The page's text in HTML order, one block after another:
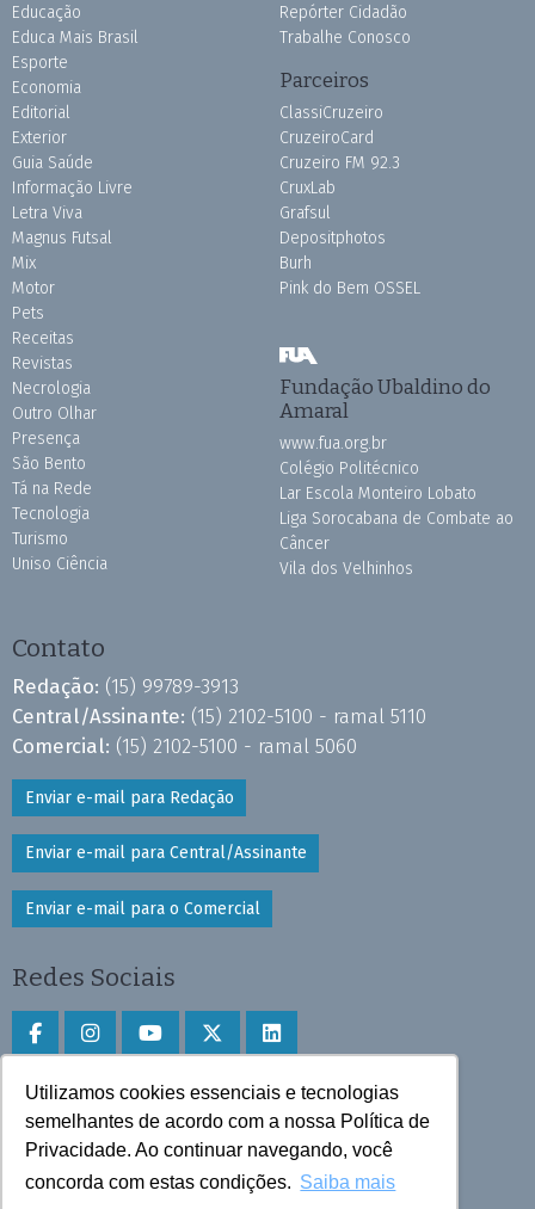
Utilizamos cookies essenciais e tecnologias
semelhantes de acordo com a nossa Política de
Privacidade. Ao continuar navegando, você
concorda com estas condições. Saiba mais
Educação
Educa Mais Brasil
Esporte
Economia
Editorial
Exterior
Guia Saúde
Informação Livre
Letra Viva
Magnus Futsal
Mix
Motor
Pets
Receitas
Revistas
Necrologia
Outro Olhar
Presença
São Bento
Tá na Rede
Tecnologia
Turismo
Uniso Ciência
Repórter Cidadão
Trabalhe Conosco
Parceiros
ClassiCruzeiro
CruzeiroCard
Cruzeiro FM 92.3
CruxLab
Grafsul
Depositphotos
Burh
Pink do Bem OSSEL
Fundação Ubaldino do
Amaral
www.fua.org.br
Colégio Politécnico
Lar Escola Monteiro Lobato
Liga Sorocabana de Combate ao
Câncer
Vila dos Velhinhos
Contato
Redação: (15) 99789-3913
Central/Assinante: (15) 2102-5100 - ramal 5110
Comercial: (15) 2102-5100 - ramal 5060
Enviar e-mail para Redação
Enviar e-mail para Central/Assinante
Enviar e-mail para o Comercial
Redes Sociais
Faça download do aplicativo
Play Store e App Store